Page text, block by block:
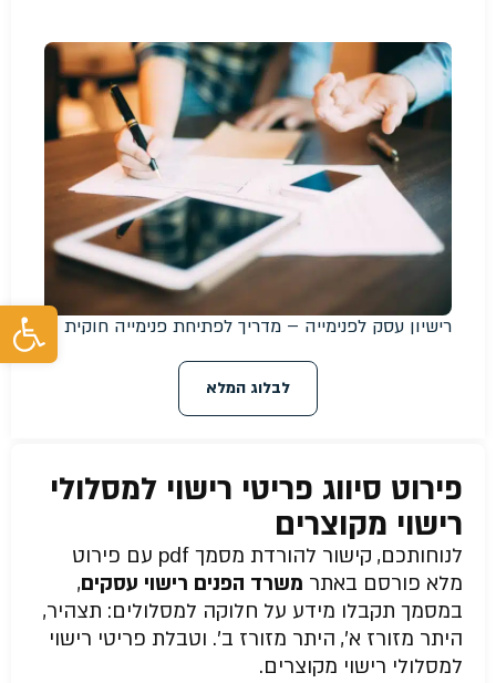
רישיון עסק לפנימייה – מדריך לפתיחת פנימייה חוקית
לבלוג המלא
פירוט סיווג פריטי רישוי למסלולי
רישוי מקוצרים
לנוחותכם, קישור להורדת מסמך pdf עם פירוט
מלא פורסם באתר משרד הפנים רישוי עסקים,
במסמך תקבלו מידע על חלוקה למסלולים: תצהיר,
היתר מזורז א’, היתר מזורז ב’. וטבלת פריטי רישוי
למסלולי רישוי מקוצרים.